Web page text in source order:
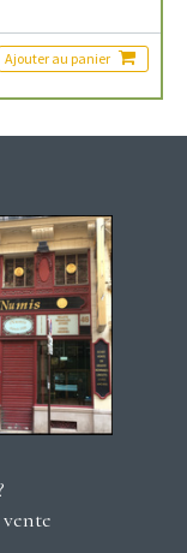
Ajouter au panier